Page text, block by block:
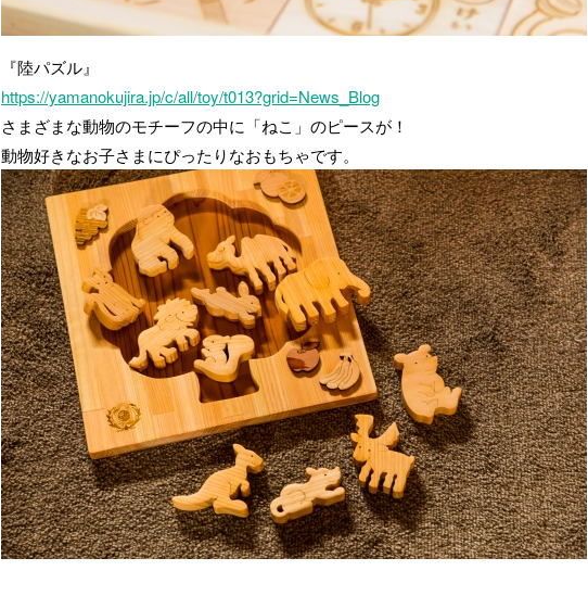
『陸パズル』
https://yamanokujira.jp/c/all/toy/t013?grid=News_Blog
さまざまな動物のモチーフの中に「ねこ」のピースが！
動物好きなお子さまにぴったりなおもちゃです。